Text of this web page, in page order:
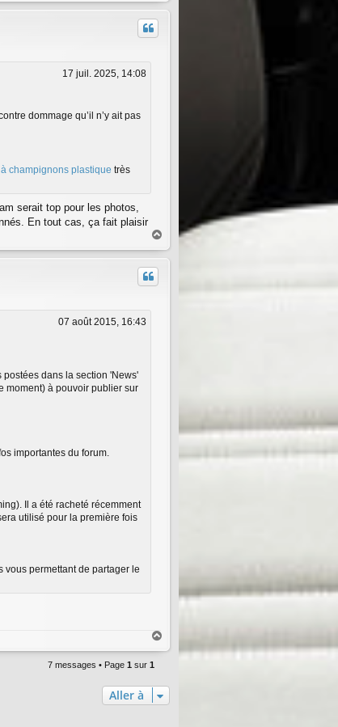
u
17 juil. 2025, 14:08
dommage qu’il n’y ait pas
champignons plastique très
serait top pour les photos,
En tout cas, ça fait plaisir
a
u
07 août 2015, 16:43
dans la section 'News'
moment) à pouvoir publier sur
importantes du forum.
Il a été racheté récemment
utilisé pour la première fois
vous permettant de partager le
a
7 messages • Page 1 sur 1
Aller à